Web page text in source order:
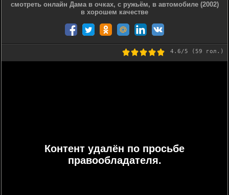
смотреть онлайн Дама в очках, с ружьём, в автомобиле (2002)
в хорошем качестве
4.6/5 (59 гол.)
Контент удалён по просьбе
правообладателя.